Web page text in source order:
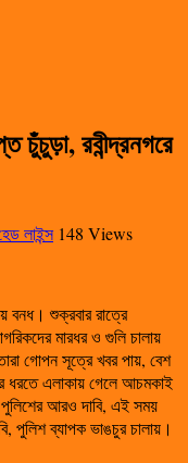
চুঁচুড়া, রবীন্দ্রনগরে
লাইন্স 148 Views
বনধ। শুক্রবার রাত্রে
মারধর ও গুলি চালায়
গোপন সূত্রে খবর পায়, বেশ
এলাকায় গেলে আচমকাই
আরও দাবি, এই সময়
পুলিশ ব্যাপক ভাঙচুর চালায়।